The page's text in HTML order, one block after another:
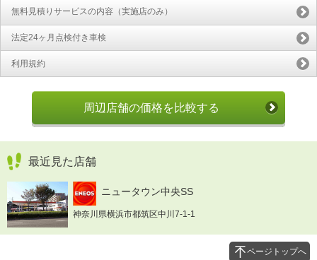
無料見積りサービスの内容（実施店のみ）
法定24ヶ月点検付き車検
利用規約
周辺店舗の価格を比較する
最近見た店舗
ニュータウン中央SS
神奈川県横浜市都筑区中川7-1-1
ページトップへ